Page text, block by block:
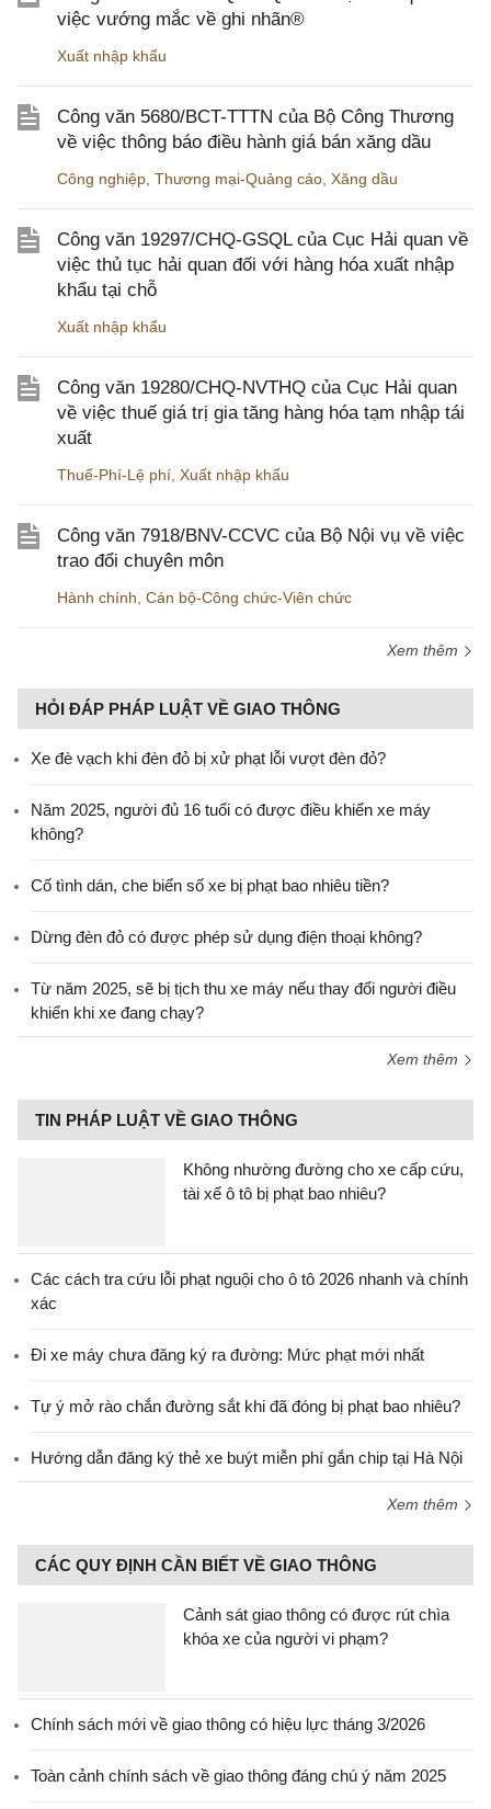
việc vướng mắc về ghi nhãn®
Xuất nhập khẩu
Công văn 5680/BCT-TTTN của Bộ Công Thương
về việc thông báo điều hành giá bán xăng dầu
Công nghiệp Thương mại-Quảng cáo Xăng dầu
Công văn 19297/CHQ-GSQL của Cục Hải quan về
việc thủ tục hải quan đối với hàng hóa xuất nhập
khẩu tại chỗ
Xuất nhập khẩu
Công văn 19280/CHQ-NVTHQ của Cục Hải quan
về việc thuế giá trị gia tăng hàng hóa tạm nhập tái
xuất
Thuế-Phí-Lệ phí Xuất nhập khẩu
Công văn 7918/BNV-CCVC của Bộ Nội vụ về việc
trao đổi chuyên môn
Hành chính Cán bộ-Công chức-Viên chức
Xem thêm
HỎI ĐÁP PHÁP LUẬT VỀ GIAO THÔNG
Xe đè vạch khi đèn đỏ bị xử phạt lỗi vượt đèn đỏ?
Năm 2025, người đủ 16 tuổi có được điều khiển xe máy
không?
Cố tình dán, che biển số xe bị phạt bao nhiêu tiền?
Dừng đèn đỏ có được phép sử dụng điện thoại không?
Từ năm 2025, sẽ bị tịch thu xe máy nếu thay đổi người điều
khiển khi xe đang chạy?
Xem thêm
TIN PHÁP LUẬT VỀ GIAO THÔNG
Không nhường đường cho xe cấp cứu,
tài xế ô tô bị phạt bao nhiêu?
Các cách tra cứu lỗi phạt nguội cho ô tô 2026 nhanh và chính
xác
Đi xe máy chưa đăng ký ra đường: Mức phạt mới nhất
Tự ý mở rào chắn đường sắt khi đã đóng bị phạt bao nhiêu?
Hướng dẫn đăng ký thẻ xe buýt miễn phí gắn chip tại Hà Nội
Xem thêm
CÁC QUY ĐỊNH CẦN BIẾT VỀ GIAO THÔNG
Cảnh sát giao thông có được rút chìa
khóa xe của người vi phạm?
Chính sách mới về giao thông có hiệu lực tháng 3/2026
Toàn cảnh chính sách về giao thông đáng chú ý năm 2025